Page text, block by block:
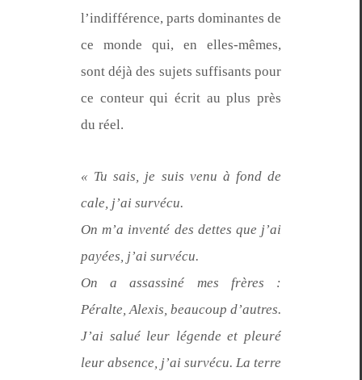
l’in­dif­férence, parts dom­i­nantes de
ce monde qui, en elles-mêmes,
sont déjà des sujets suff­isants pour
ce con­teur qui écrit au plus près
du réel.
« Tu sais, je suis venu à fond de
cale, j’ai survécu.
On m’a inven­té des dettes que j’ai
payées, j’ai survécu.
On a assas­s­iné mes frères :
Péralte, Alex­is, beau­coup d’autres.
J’ai salué leur légende et pleuré
leur absence, j’ai survécu. La terre